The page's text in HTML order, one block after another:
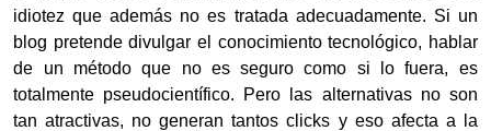
idiotez que además no es tratada adecuadamente. Si un
blog pretende divulgar el conocimiento tecnológico, hablar
de un método que no es seguro como si lo fuera, es
totalmente pseudocientífico. Pero las alternativas no son
tan atractivas, no generan tantos clicks y eso afecta a la